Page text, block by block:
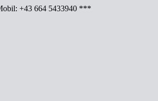
+43 664 5433940 ***